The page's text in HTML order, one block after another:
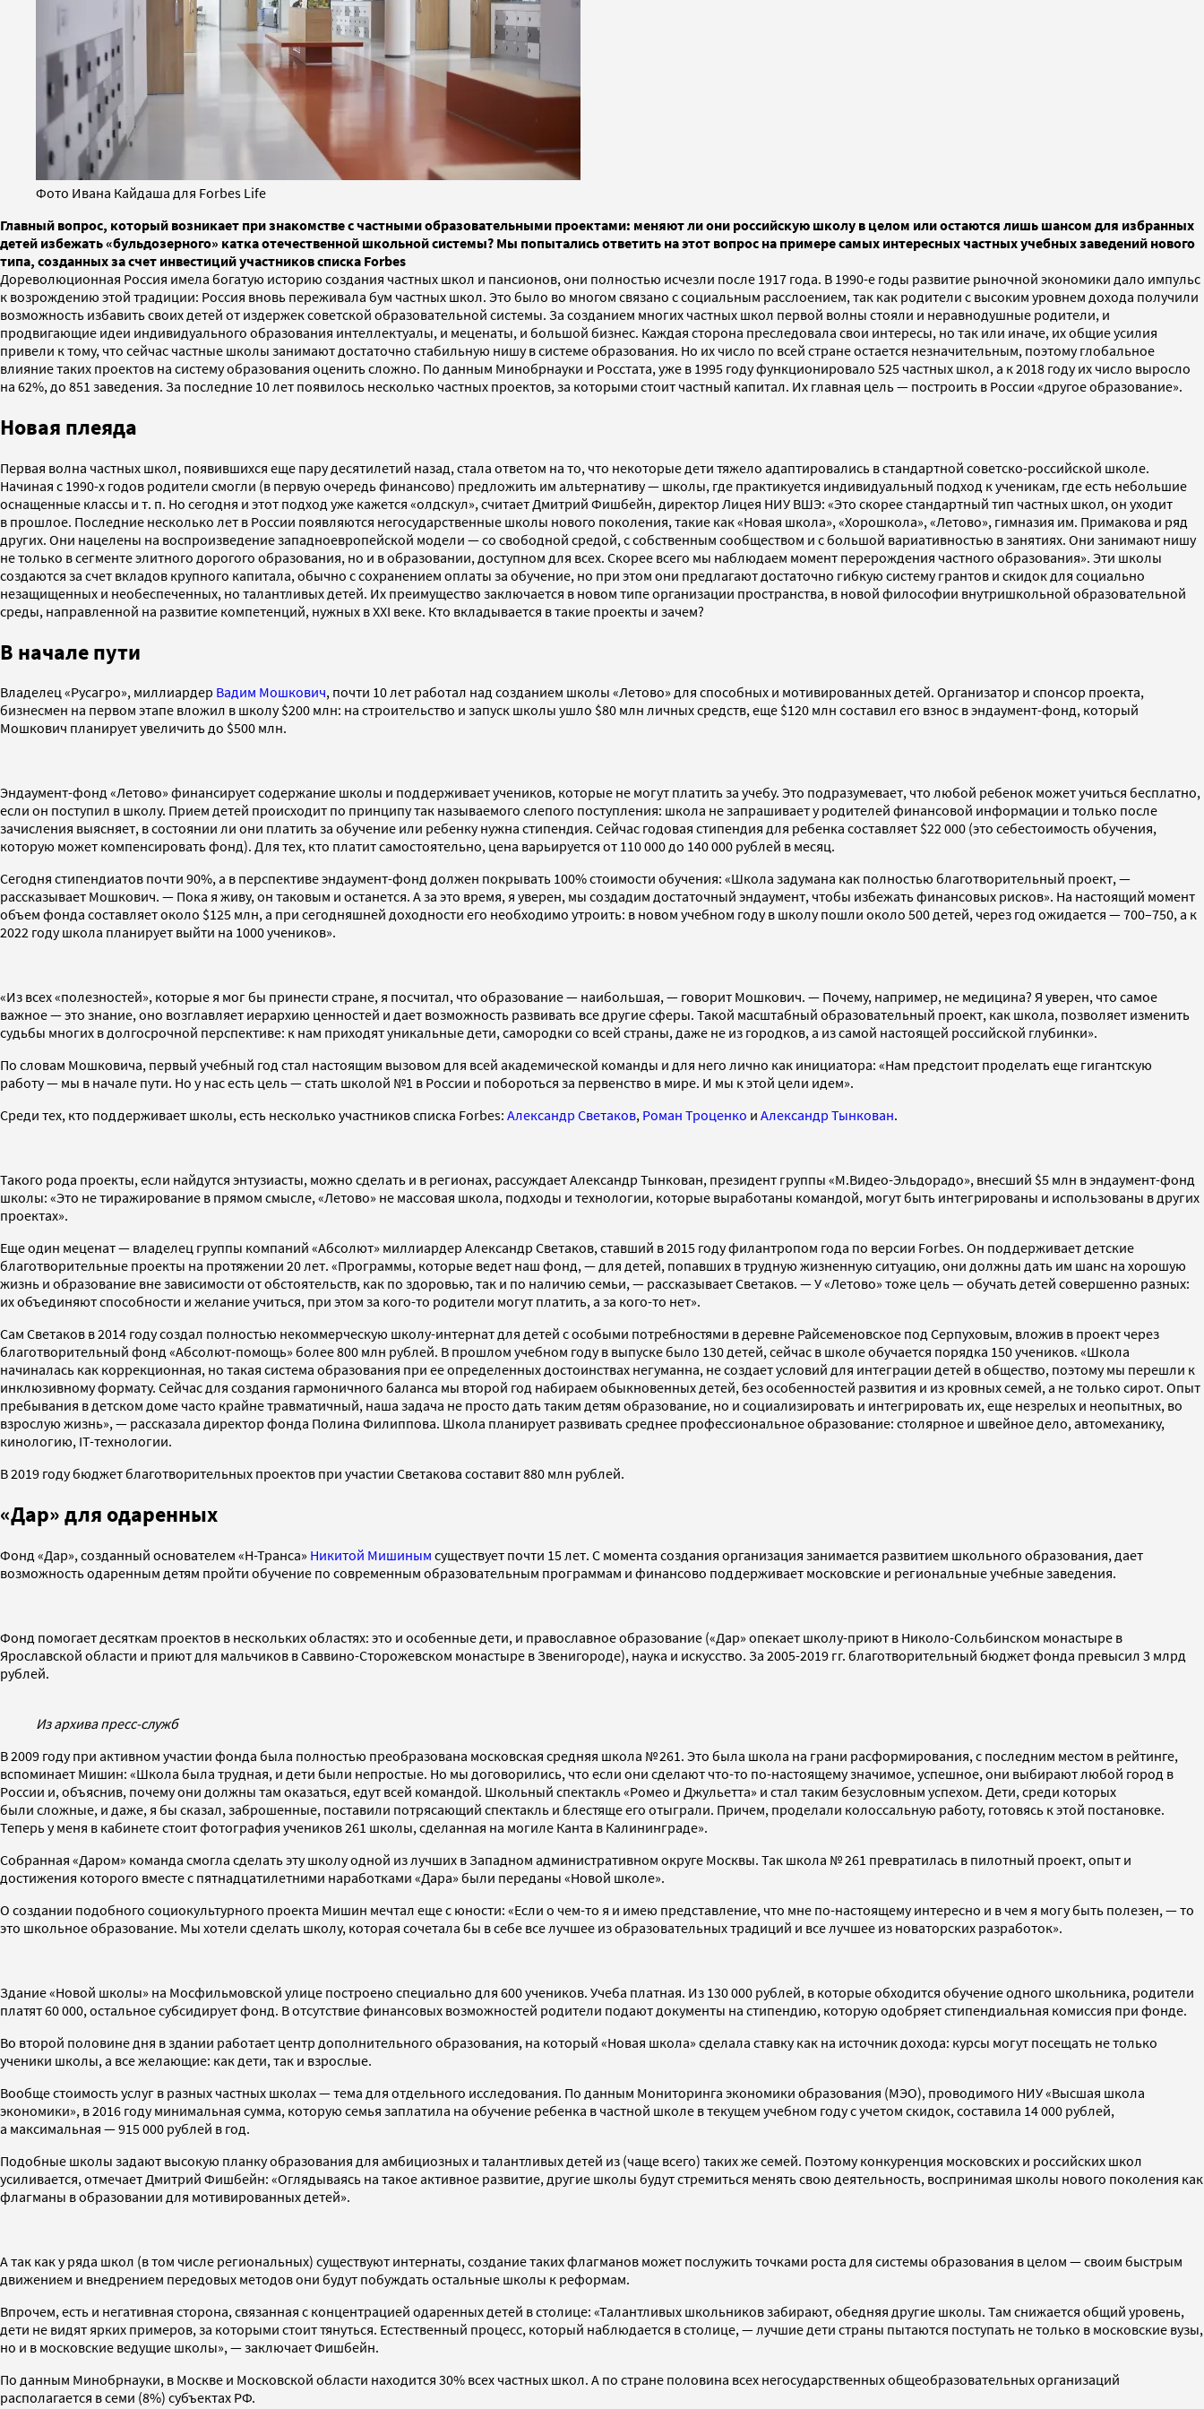
Фото Ивана Кайдаша для Forbes Life
Главный вопрос, который возникает при знакомстве с частными образовательными проектами: меняют ли они российскую школу в целом или остаются лишь шансом для избранных
детей избежать «бульдозерного» катка отечественной школьной системы? Мы попытались ответить на этот вопрос на примере самых интересных частных учебных заведений нового
типа, созданных за счет инвестиций участников списка Forbes
Дореволюционная Россия имела богатую историю создания частных школ и пансионов, они полностью исчезли после 1917 года. В 1990-е годы развитие рыночной экономики дало импульс
к возрождению этой традиции: Россия вновь переживала бум частных школ. Это было во многом связано с социальным расслоением, так как родители с высоким уровнем дохода получили
возможность избавить своих детей от издержек советской образовательной системы. За созданием многих частных школ первой волны стояли и неравнодушные родители, и
продвигающие идеи индивидуального образования интеллектуалы, и меценаты, и большой бизнес. Каждая сторона преследовала свои интересы, но так или иначе, их общие усилия
привели к тому, что сейчас частные школы занимают достаточно стабильную нишу в системе образования. Но их число по всей стране остается незначительным, поэтому глобальное
влияние таких проектов на систему образования оценить сложно. По данным Минобрнауки и Росстата, уже в 1995 году функционировало 525 частных школ, а к 2018 году их число выросло
на 62%, до 851 заведения. За последние 10 лет появилось несколько частных проектов, за которыми стоит частный капитал. Их главная цель — построить в России «другое образование».
Новая плеяда
Первая волна частных школ, появившихся еще пару десятилетий назад, стала ответом на то, что некоторые дети тяжело адаптировались в стандартной советско-российской школе.
Начиная с 1990-х годов родители смогли (в первую очередь финансово) предложить им альтернативу ­— школы, где практикуется индивидуальный подход к ученикам, где есть небольшие
оснащенные классы и т. п. Но сегодня и этот подход уже кажется «олдскул», считает Дмитрий Фишбейн, директор Лицея НИУ ВШЭ: «Это скорее стандартный тип частных школ, он уходит
в прошлое. Последние несколько лет в России появляются негосударственные школы нового поколения, такие как «Новая школа», «Хорошкола», «Летово», гимназия им. Примакова и ряд
других. Они нацелены на воспроизведение западноевропейской модели — со свободной средой, с собственным сообществом и с большой вариативностью в занятиях. Они занимают нишу
не только в сегменте элитного дорогого образования, но и в образовании, доступном для всех. Скорее всего мы наблюдаем момент перерождения частного образования». Эти школы
создаются за счет вкладов крупного капитала, обычно с сохранением оплаты за обучение, но при этом они предлагают достаточно гибкую систему грантов и скидок для социально
незащищенных и необеспеченных, но талантливых детей. Их преимущество заключается в новом типе организации пространства, в новой философии внутришкольной образовательной
среды, направленной на развитие компетенций, нужных в XXI веке. Кто вкладывается в такие проекты и зачем?
В начале пути
Владелец «Русагро», миллиардер Вадим Мошкович, почти 10 лет работал над созданием школы «Летово» для способных и мотивированных детей. Организатор и спонсор проекта,
бизнесмен на первом этапе вложил в школу $200 млн: на строительство и запуск школы ушло $80 млн личных средств, еще $120 млн составил его взнос в эндаумент-фонд, который
Мошкович планирует увеличить до $500 млн.
Эндаумент-фонд «Летово» финансирует содержание школы и поддерживает учеников, которые не могут платить за учебу. Это подразумевает, что любой ребенок может учиться бесплатно,
если он поступил в школу. Прием детей происходит по принципу так называемого слепого поступления: школа не запрашивает у родителей финансовой информации и только после
зачисления выясняет, в состоянии ли они платить за обучение или ребенку нужна стипендия. Сейчас годовая стипендия для ребенка составляет $22 000 (это себестоимость обучения,
которую может компенсировать фонд). Для тех, кто платит самостоятельно, цена варьируется от 110 000 до 140 000 рублей в месяц.
Сегодня стипендиатов почти 90%, а в перспективе эндаумент-фонд должен покрывать 100% стоимости обучения: «Школа задумана как полностью благотворительный проект, —
рассказывает Мошкович. — Пока я живу, он таковым и останется. А за это время, я уверен, мы создадим достаточный эндаумент, чтобы избежать финансовых рисков». На настоящий момент
объем фонда составляет около $125 млн, а при сегодняшней доходности его необходимо утроить: в новом учебном году в школу пошли около 500 детей, через год ожидается — 700–750, а к
2022 году школа планирует выйти на 1000 учеников».
«Из всех «полезностей», которые я мог бы принести стране, я посчитал, что образование — наибольшая, — говорит Мошкович. — Почему, например, не медицина? Я уверен, что самое
важное — это знание, оно возглавляет иерархию ценностей и дает возможность развивать все другие сферы. Такой масштабный образовательный проект, как школа, позволяет изменить
судьбы многих в долгосрочной перспективе: к нам приходят уникальные дети, самородки со всей страны, даже не из городков, а из самой настоящей российской глубинки».
По словам Мошковича, первый учебный год стал настоящим вызовом для всей академической команды и для него лично как инициатора: «Нам предстоит проделать еще гигантскую
работу — мы в начале пути. Но у нас есть цель — стать школой №1 в России и побороться за первенство в мире. И мы к этой цели идем».
Среди тех, кто поддерживает школы, есть несколько участников списка Forbes: Александр Светаков, Роман Троценко и Александр Тынкован.
Такого рода проекты, если найдутся энтузиасты, можно сделать и в регионах, рассуждает Александр Тынкован, президент группы «М.Видео-Эльдорадо», внесший $5 млн в эндаумент-фонд
школы: «Это не тиражирование в прямом смысле, «Летово» не массовая школа, подходы и технологии, которые выработаны командой, могут быть интегрированы и использованы в других
проектах».
Еще один меценат — владелец группы компаний «Абсолют» миллиардер Александр Светаков, ставший в 2015 году филантропом года по версии Forbes. Он поддерживает детские
благотворительные проекты на протяжении 20 лет. «Программы, которые ведет наш фонд, — для детей, попавших в трудную жизненную ситуацию, они должны дать им шанс на хорошую
жизнь и образование вне зависимости от обстоятельств, как по здоровью, так и по наличию семьи, — рассказывает Светаков. — У «Летово» тоже цель — обучать детей совершенно разных:
их объединяют способности и желание учиться, при этом за кого-то родители могут платить, а за кого-то нет».
Сам Светаков в 2014 году создал полностью некоммерческую школу-интернат для детей с особыми потребностями в деревне Райсеменовское под Серпуховым, вложив в проект через
благотворительный фонд «Абсолют-помощь» более 800 млн рублей. В прошлом учебном году в выпуске было 130 детей, сейчас в школе обучается порядка 150 учеников. «Школа
начиналась как коррекционная, но такая система образования при ее определенных достоинствах негуманна, не создает условий для интеграции детей в общество, поэтому мы перешли к
инклюзивному формату. Сейчас для создания гармоничного баланса мы второй год набираем обыкновенных детей, без особенностей развития и из кровных семей, а не только сирот. Опыт
пребывания в детском доме часто крайне травматичный, наша задача не просто дать таким детям образование, но и социализировать и интегрировать их, еще незрелых и неопытных, во
взрослую жизнь», — рассказала директор фонда Полина Филиппова. Школа планирует развивать среднее профессиональное образование: столярное и швейное дело, автомеханику,
кинологию, IT-технологии.
В 2019 году бюджет благотворительных проектов при участии Светакова составит 880 млн рублей.
«Дар» для одаренных
Фонд «Дар», созданный основателем «Н-Транса» Никитой Мишиным существует почти 15 лет. С момента создания организация занимается развитием школьного образования, дает
возможность одаренным детям пройти обучение по современным образовательным программам и финансово поддерживает московские и региональные учебные заведения.
Фонд помогает десяткам проектов в нескольких областях: это и особенные дети, и православное образование («Дар» опекает школу-приют в Николо-Сольбинском монастыре в
Ярославской области и приют для мальчиков в Саввино-Сторожевском монастыре в Звенигороде), наука и искусство. За 2005-2019 гг. благотворительный бюджет фонда превысил 3 млрд
рублей.
Из архива пресс-служб
В 2009 году при активном участии фонда была полностью преобразована московская средняя школа № 261. Это была школа на грани расформирования, с последним местом в рейтинге,
вспоминает Мишин: «Школа была трудная, и дети были непростые. Но мы договорились, что если они сделают что-то по-настоящему значимое, успешное, они выбирают любой город в
России и, объяснив, почему они должны там оказаться, едут всей командой. Школьный спектакль «Ромео и Джульетта» и стал таким безусловным успехом. Дети, среди которых
были сложные, и даже, я бы сказал, заброшенные, поставили потрясающий спектакль и блестяще его отыграли. Причем, проделали колоссальную работу, готовясь к этой постановке.
Теперь у меня в кабинете стоит фотография учеников 261 школы, сделанная на могиле Канта в Калининграде».
Собранная «Даром» команда смогла сделать эту школу одной из лучших в Западном административном округе Москвы. Так школа № 261 превратилась в пилотный проект, опыт и
достижения которого вместе с пятнадцатилетними наработками «Дара» были переданы «Новой школе».
О создании подобного социокультурного проекта Мишин мечтал еще с юности: «Если о чем-то я и имею представление, что мне по-настоящему интересно и в чем я могу быть полезен, — то
это школьное образование. Мы хотели сделать школу, которая сочетала бы в себе все лучшее из образовательных традиций и все лучшее из новаторских разработок».
Здание «Новой школы» на Мосфильмовской улице построено специально для 600 учеников. Учеба платная. Из 130 000 рублей, в которые обходится обучение одного школьника, родители
платят 60 000, остальное субсидирует фонд. В отсутствие финансовых возможностей родители подают документы на стипендию, которую одобряет стипендиальная комиссия при фонде.
Во второй половине дня в здании работает центр дополнительного образования, на который «Новая школа» сделала ставку как на источник дохода: курсы могут посещать не только
ученики школы, а все желающие: как дети, так и взрослые.
Вообще стоимость услуг в разных частных школах — тема для отдельного исследования. По данным Мониторинга экономики образования (МЭО), проводимого НИУ «Высшая школа
экономики», в 2016 году минимальная сумма, которую семья заплатила на обучение ребенка в частной школе в текущем учебном году с учетом скидок, составила 14 000 рублей,
а максимальная — 915 000 рублей в год.
Подобные школы задают высокую планку образования для амбициозных и талантливых детей из (чаще всего) таких же семей. Поэтому конкуренция московских и российских школ
усиливается, отмечает Дмитрий Фишбейн: «Оглядываясь на такое активное развитие, другие школы будут стремиться менять свою деятельность, воспринимая школы нового поколения как
флагманы в образовании для мотивированных детей».
А так как у ряда школ (в том числе региональных) существуют интернаты, создание таких флагманов может послужить точками роста для системы образования в целом — своим быстрым
движением и внедрением передовых методов они будут побуждать остальные школы к реформам.
Впрочем, есть и негативная сторона, связанная с концентрацией одаренных детей в столице: «Талантливых школьников забирают, обедняя другие школы. Там снижается общий уровень,
дети не видят ярких примеров, за которыми стоит тянуться. Естественный процесс, который наблюдается в столице, — лучшие дети страны пытаются поступать не только в московские вузы,
но и в московские ведущие школы», — заключает Фишбейн.
По данным Минобрнауки, в Москве и Московской области находится 30% всех частных школ. А по стране половина всех негосударственных общеобразовательных организаций
располагается в семи (8%) субъектах РФ.